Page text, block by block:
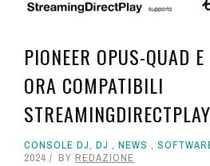
PIONEER OPUS-QUAD
ORA COMPATIBILI
STREAMINGDIRECTPLAY
CONSOLE DJ, DJ , NEWS ,
2024
BY REDAZIONE